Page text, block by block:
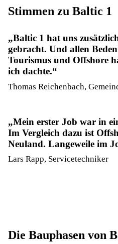
Stimmen zu Baltic 1
Baltic 1 hat uns
gebracht. Und allen
Tourismus und Offshore
ich dachte.
Thomas Reichenbach,
Mein erster Job war in
Im Vergleich dazu ist
Neuland. Langeweile im
Lars Rapp, Servicetechniker
Die Bauphasen von